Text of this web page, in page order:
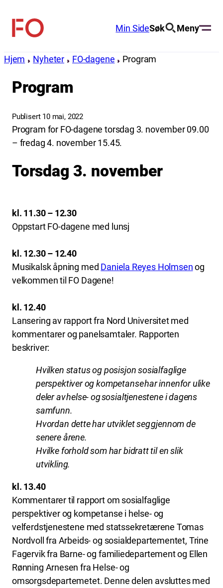
innhold
FO
Min SideSøk Meny
Hjem Nyheter FO-dagene Program
Program
Publisert 10 mai, 2022
Program for FO-dagene torsdag 3. november 09.00
– fredag 4. november 15.45.
Torsdag 3. november
kl. 11.30 – 12.30
Oppstart FO-dagene med lunsj
kl. 12.30 – 12.40
Musikalsk åpning med Daniela Reyes Holmsenog
velkommen til FO Dagene!
kl. 12.40
Lansering av rapport fra Nord Universitet med
kommentarer og panelsamtaler. Rapporten
beskriver:
Hvilken status og posisjon sosialfaglige
perspektiver og kompetanse har innenfor ulike
deler av helse- og sosialtjenestene i dagens
samfunn.
Hvordan dette har utviklet seg gjennom de
senere årene.
Hvilke forhold som har bidratt til en slik
utvikling.
kl. 13.40
Kommentarer til rapport om sosialfaglige
perspektiver og kompetanse i helse- og
velferdstjenestene med statssekretærene Tomas
Nordvoll fra Arbeids- og sosialdepartementet, Trine
Fagervik fra Barne- og familiedepartement og Ellen
Rønning Arnesen fra Helse- og
omsorgsdepartemetet. Denne delen avsluttes med